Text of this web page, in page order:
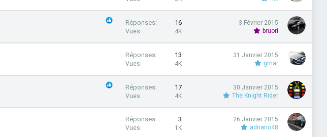
Réponses 16
Vues 4K
3 Février 2015
bruori
Réponses 13
Vues 4K
31 Janvier 2015
gmar
Réponses 17
Vues 4K
30 Janvier 2015
The Knight Rider
Réponses 3
Vues 1K
26 Janvier 2015
adriano48